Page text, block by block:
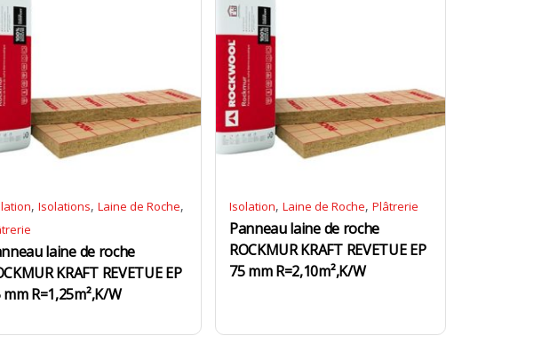
, Isolations, Laine de Roche,
laine de roche
KRAFT REVETUE EP
mm R=1,25m²,K/W
Isolation, Laine de Roche, Plâtrerie
Panneau laine de roche
ROCKMUR KRAFT REVETUE EP
75 mm R=2,10m²,K/W